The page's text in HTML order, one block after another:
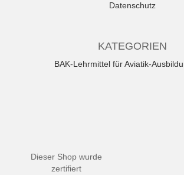
Datenschutz
KATEGORIEN
BAK-Lehrmittel für Aviatik-
Dieser Shop wurde
zertifiert